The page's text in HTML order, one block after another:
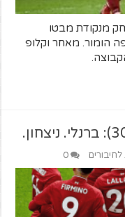
מנקודת מבטו
הומור. מאחר וקלופ
לחיבורים 0